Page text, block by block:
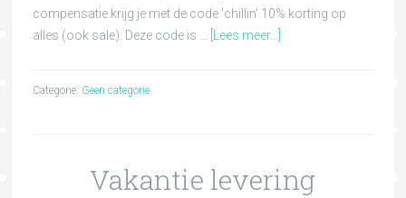
compensatie krijg je met de code 'chillin' 10% korting op
alles (ook sale). Deze code is …
[Lees meer...]
Categorie: Geen categorie
Vakantie levering